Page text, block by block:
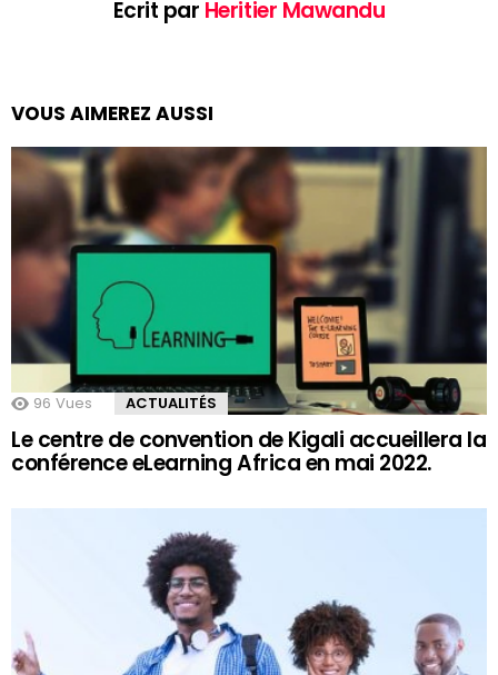
Ecrit par Heritier Mawandu
VOUS AIMEREZ AUSSI
96 Vues ACTUALITÉS
Le centre de convention de Kigali accueillera la
conférence eLearning Africa en mai 2022.